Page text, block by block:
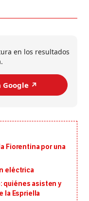
en los resultados
Google ↗️
Fiorentina por una
eléctrica
quiénes asisten y
la Espriella